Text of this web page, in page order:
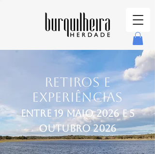
Retiros e
Experiências
entre 19 MAIO 2026 E 5
OUTUBRO 2026